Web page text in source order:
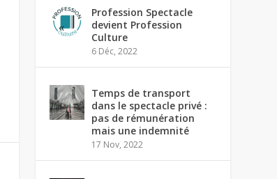
Profession Spectacle
devient Profession
Culture
6 Déc, 2022
Temps de transport
dans le spectacle privé :
pas de rémunération
mais une indemnité
17 Nov, 2022